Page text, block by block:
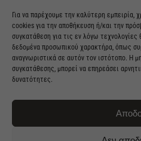
Για να παρέχουμε την καλύτερη εμπειρία,
cookies για την αποθήκευση ή/και την
συγκατάθεση για τις εν λόγω
δεδομένα προσωπικού χαρακτήρα, όπως
αναγνωριστικά σε αυτόν τον ιστότοπο. Η
συγκατάθεσης, μπορεί να επηρεάσει
δυνατότητες.
info@kuroneko.gr
Λ. Καλάμου 23, Καπανδρίτι